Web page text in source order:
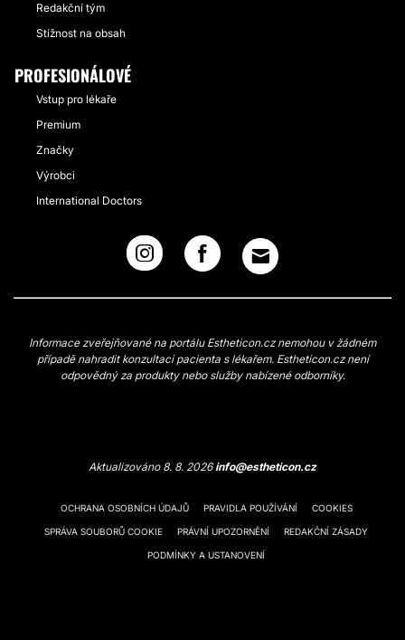
Redakční tým
Stížnost na obsah
PROFESIONÁLOVÉ
Vstup pro lékaře
Premium
Značky
Výrobci
International Doctors
Informace zveřejňované na portálu Estheticon.cz nemohou v žádném
případě nahradit konzultaci pacienta s lékařem. Estheticon.cz není
odpovědný za produkty nebo služby nabízené odborníky.
Aktualizováno 8. 8. 2026info@estheticon.cz
OCHRANA OSOBNÍCH ÚDAJŮ PRAVIDLA POUŽÍVÁNÍ COOKIES
SPRÁVA SOUBORŮ COOKIE PRÁVNÍ UPOZORNĚNÍ REDAKČNÍ ZÁSADY
PODMÍNKY A USTANOVENÍ